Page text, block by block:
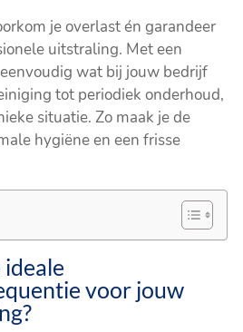
je overlast én garandeer
uitstraling. Met een
wat bij jouw bedrijf
tot periodiek onderhoud,
situatie. Zo maak je de
hygiëne en een frisse
voor jouw